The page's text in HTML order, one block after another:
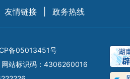
友情链接 政务热线
备05013451号
网站标识码：4306260016